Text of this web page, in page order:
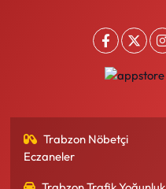
Trabzon Nöbetçi
Eczaneler